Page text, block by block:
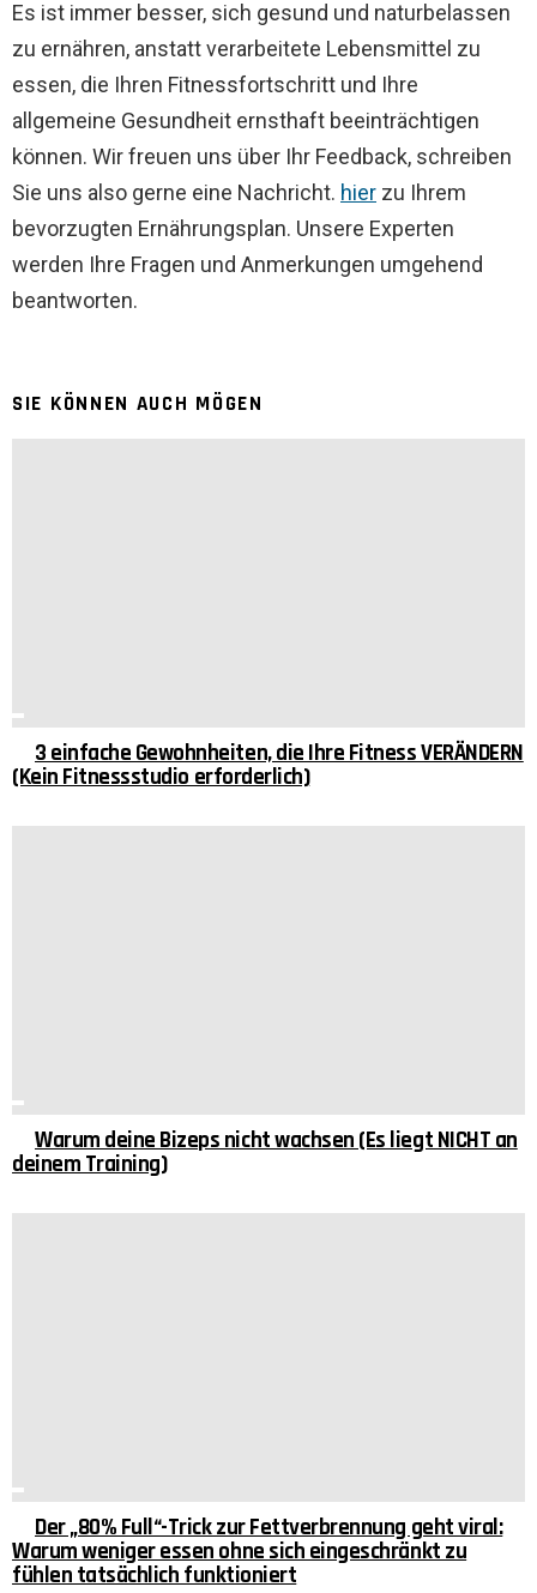
Es ist immer besser, sich gesund und naturbelassen
zu ernähren, anstatt verarbeitete Lebensmittel zu
essen, die Ihren Fitnessfortschritt und Ihre
allgemeine Gesundheit ernsthaft beeinträchtigen
können. Wir freuen uns über Ihr Feedback, schreiben
Sie uns also gerne eine Nachricht. hier zu Ihrem
bevorzugten Ernährungsplan. Unsere Experten
werden Ihre Fragen und Anmerkungen umgehend
beantworten.
SIE KÖNNEN AUCH MÖGEN
3 einfache Gewohnheiten, die Ihre Fitness VERÄNDERN
(Kein Fitnessstudio erforderlich)
Warum deine Bizeps nicht wachsen (Es liegt NICHT an
deinem Training)
Der „80% Full“-Trick zur Fettverbrennung geht viral:
Warum weniger essen ohne sich eingeschränkt zu
fühlen tatsächlich funktioniert